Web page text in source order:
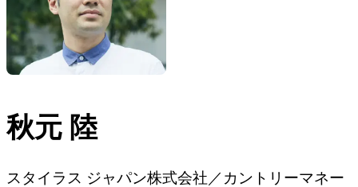
秋元 陸
スタイラス ジャパン株式会社／カントリーマネー